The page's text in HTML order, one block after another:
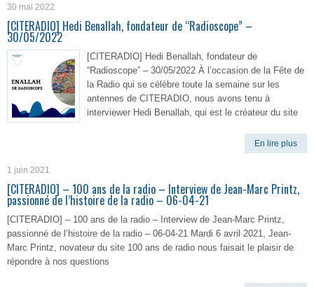
30 mai 2022
[CITERADIO] Hedi Benallah, fondateur de “Radioscope” –
30/05/2022
[CITERADIO] Hedi Benallah, fondateur de
“Radioscope” – 30/05/2022 À l’occasion de la Fête de
la Radio qui se célèbre toute la semaine sur les
antennes de CITERADIO, nous avons tenu à
interviewer Hedi Benallah, qui est le créateur du site
En lire plus
1 juin 2021
[CITERADIO] – 100 ans de la radio – Interview de Jean-Marc Printz,
passionné de l’histoire de la radio – 06-04-21
[CITERADIO] – 100 ans de la radio – Interview de Jean-Marc Printz,
passionné de l’histoire de la radio – 06-04-21 Mardi 6 avril 2021, Jean-
Marc Printz, novateur du site 100 ans de radio nous faisait le plaisir de
répondre à nos questions